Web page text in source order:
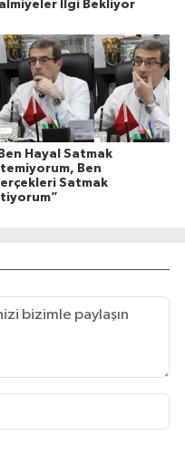
İlgi Bekliyor
Hayal Satmak
Ben
Satmak